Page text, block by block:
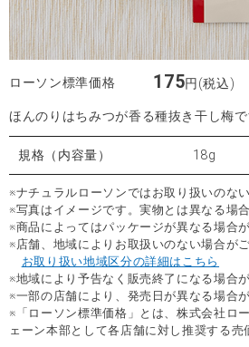
ローソン標準価格 175円(税込)
ほんのりはちみつが香る種抜き干し梅で
規格（内容量） 18g
※ナチュラルローソンではお取り扱いのな
※写真はイメージです。実物とは異なる場
※商品によってはパッケージが異なる場合
※店舗、地域によりお取扱いのない場合がご
お取り扱い地域区分の詳細はこちら
※地域により予告なく販売終了になる場合
※一部の店舗により、発売日が異なる場合
※「ローソン標準価格」とは、株式会社ロ
ェーン本部として各店舗に対し推奨する売